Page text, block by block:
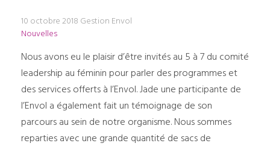
10 octobre 2018 Gestion Envol
Nouvelles
Nous avons eu le plaisir d’être invités au 5 à 7 du comité
leadership au féminin pour parler des programmes et
des services offerts à l’Envol. Jade une participante de
l’Envol a également fait un témoignage de son
parcours au sein de notre organisme. Nous sommes
reparties avec une grande quantité de sacs de